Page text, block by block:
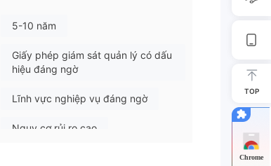
5-10 năm
Giấy phép giám sát quản lý có dấu
hiệu đáng ngờ
Lĩnh vực nghiệp vụ đáng ngờ
Nguy cơ rủi ro cao
TOP
Chrome